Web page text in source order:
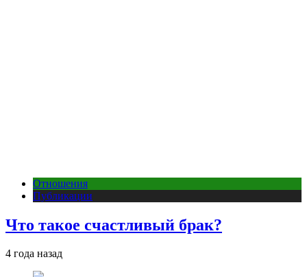
Отношения
Публикации
Что такое счастливый брак?
4 года назад